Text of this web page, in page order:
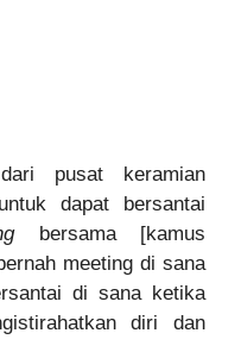
pusat keramian
dapat bersantai
bersama [kamus
meeting di sana
di sana ketika
diri dan